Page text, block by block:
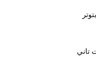
تاني